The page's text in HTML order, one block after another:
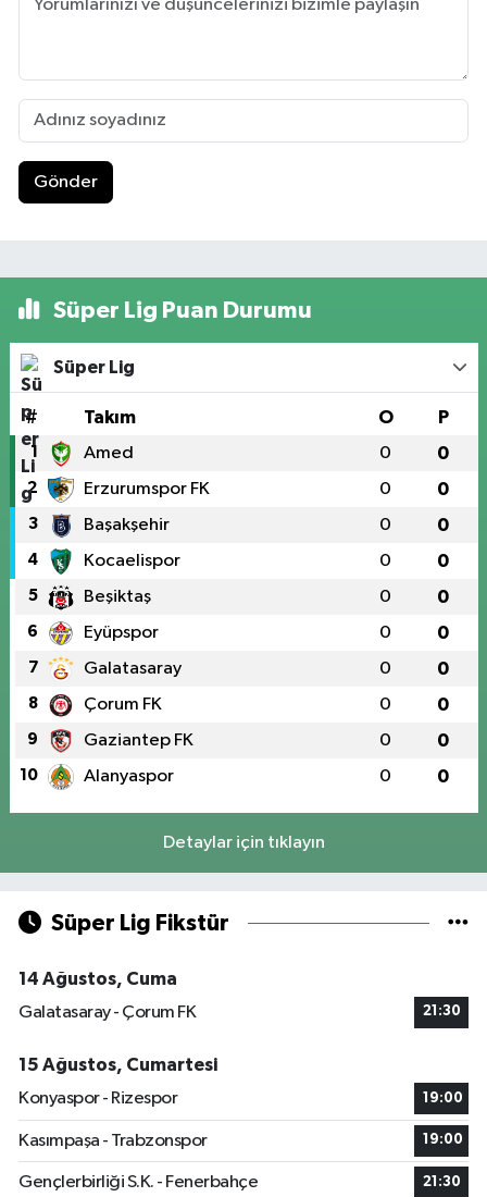
Gönder
Süper Lig Puan Durumu
Süper Lig
# Takım O P
1 Amed 0 0
2 Erzurumspor FK 0 0
3 Başakşehir 0 0
4 Kocaelispor 0 0
5 Beşiktaş 0 0
6 Eyüpspor 0 0
7 Galatasaray 0 0
8 Çorum FK 0 0
9 Gaziantep FK 0 0
10 Alanyaspor 0 0
Detaylar için tıklayın
Süper Lig Fikstür
14 Ağustos, Cuma
Galatasaray - Çorum FK
21:30
15 Ağustos, Cumartesi
Konyaspor - Rizespor
19:00
Kasımpaşa - Trabzonspor 19:00
Gençlerbirliği S.K. - Fenerbahçe 21:30